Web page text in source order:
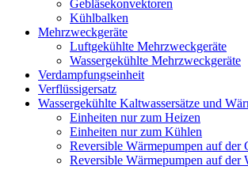
Gebläsekonvektoren
Kühlbalken
Mehrzweckgeräte
Luftgekühlte Mehrzweckgeräte
Wassergekühlte Mehrzweckgeräte
Verdampfungseinheit
Verflüssigersatz
Wassergekühlte Kaltwassersätze und
Einheiten nur zum Heizen
Einheiten nur zum Kühlen
Reversible Wärmepumpen auf der
Reversible Wärmepumpen auf der